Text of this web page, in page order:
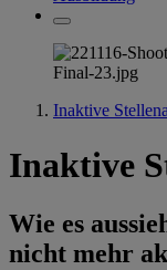
Inaktive
Inaktive
Wie es
nicht mehr